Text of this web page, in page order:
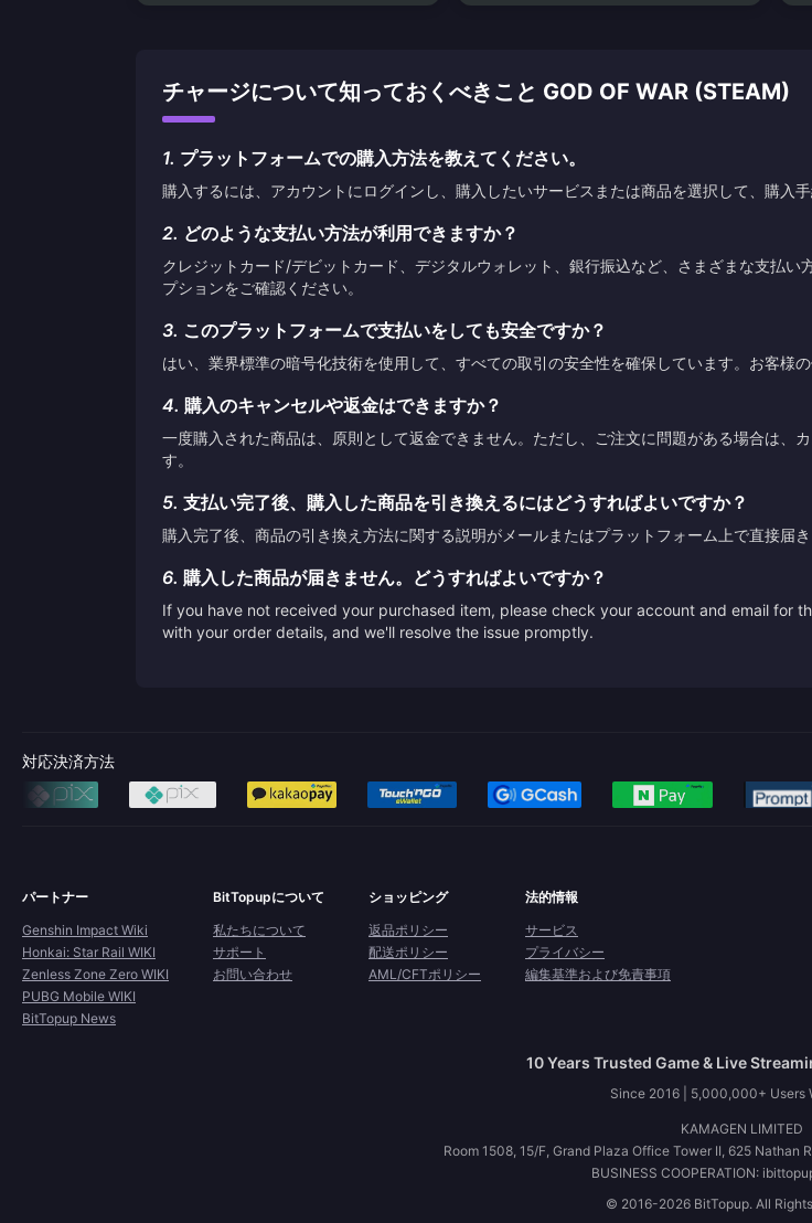
チャージについて知っておくべきこと GOD OF WAR (STEAM)
1. プラットフォームでの購入方法を教えてください。
購入するには、アカウントにログインし、購入したいサービスまたは商品を選択して、購入
2. どのような支払い方法が利用できますか？
クレジットカード/デビットカード、デジタルウォレット、銀行振込など、さまざまな支払
プションをご確認ください。
3. このプラットフォームで支払いをしても安全ですか？
はい、業界標準の暗号化技術を使用して、すべての取引の安全性を確保しています。お客様
4. 購入のキャンセルや返金はできますか？
一度購入された商品は、原則として返金できません。ただし、ご注文に問題がある場合は、
す。
5. 支払い完了後、購入した商品を引き換えるにはどうすればよいですか？
購入完了後、商品の引き換え方法に関する説明がメールまたはプラットフォーム上で直接届
6. 購入した商品が届きません。どうすればよいですか？
If you have not received your purchased item, please check your account and email for
with your order details, and we'll resolve the issue promptly.
対応決済方法
パートナー
Genshin Impact Wiki
Honkai: Star Rail WIKI
Zenless Zone Zero WIKI
PUBG Mobile WIKI
BitTopup News
BitTopupについて
私たちについて
サポート
お問い合わせ
ショッピング
返品ポリシー
配送ポリシー
AML/CFTポリシー
法的情報
サービス
プライバシー
編集基準および免責事項
10 Years Trusted Game & Live
Since 2016 | 5,000,000+ Users
KAMAGEN LIMITED
Room 1508, 15/F, Grand Plaza Office Tower II, 625 Nathan
BUSINESS COOPERATION:
© 2016-2026 BitTopup. All